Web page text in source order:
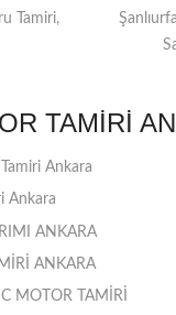
Tamiri,
TAMIRI
Ankara
Ankara
ANKARA
ANKARA
MOTOR TAMİRİ